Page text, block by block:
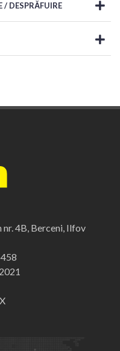
/ DESPRĂFUIRE
nr. 4B, Berceni, Ilfov